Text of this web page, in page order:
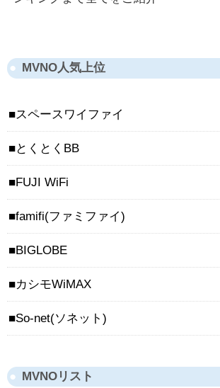
MVNO人気上位
スペースワイファイ
とくとくBB
FUJI WiFi
famifi(ファミファイ)
BIGLOBE
カシモWiMAX
So-net(ソネット)
MVNOリスト